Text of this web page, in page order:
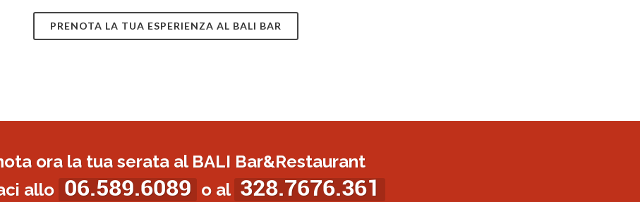
PRENOTA LA TUA ESPERIENZA AL BALI BAR
ora la tua serata al BALI Bar&Restaurant
allo 06.589.6089 o al 328.7676.361